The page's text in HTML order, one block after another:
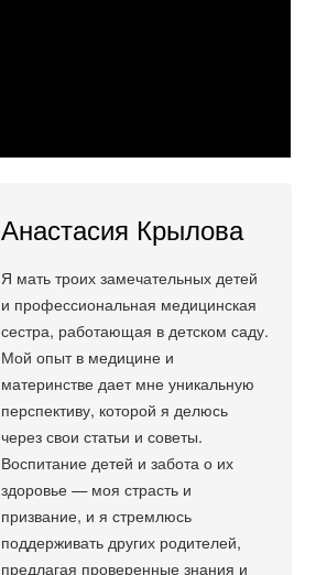
Анастасия Крылова
Я мать троих замечательных детей
и профессиональная медицинская
сестра, работающая в детском саду.
Мой опыт в медицине и
материнстве дает мне уникальную
перспективу, которой я делюсь
через свои статьи и советы.
Воспитание детей и забота о их
здоровье — моя страсть и
призвание, и я стремлюсь
поддерживать других родителей,
предлагая проверенные знания и